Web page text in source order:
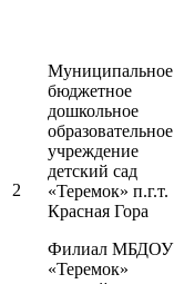
2
Муниципальное
бюджетное
дошкольное
образовательное
учреждение
детский сад
«Теремок» п.г.т.
Красная Гора
Филиал МБДОУ
«Теремок»